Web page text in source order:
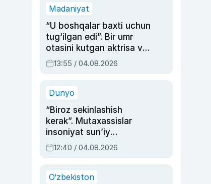
Madaniyat
“U boshqalar baxti uchun
tug‘ilgan edi”. Bir umr
otasini kutgan aktrisa va
dublyaj ustasi Rimma
Ahmedovaning
13:55 / 04.08.2026
Dunyo
“Biroz sekinlashish
kerak”. Mutaxassislar
insoniyat sun’iy
intellektni boshqara
olmay qolishidan xavotir
12:40 / 04.08.2026
O‘zbekiston